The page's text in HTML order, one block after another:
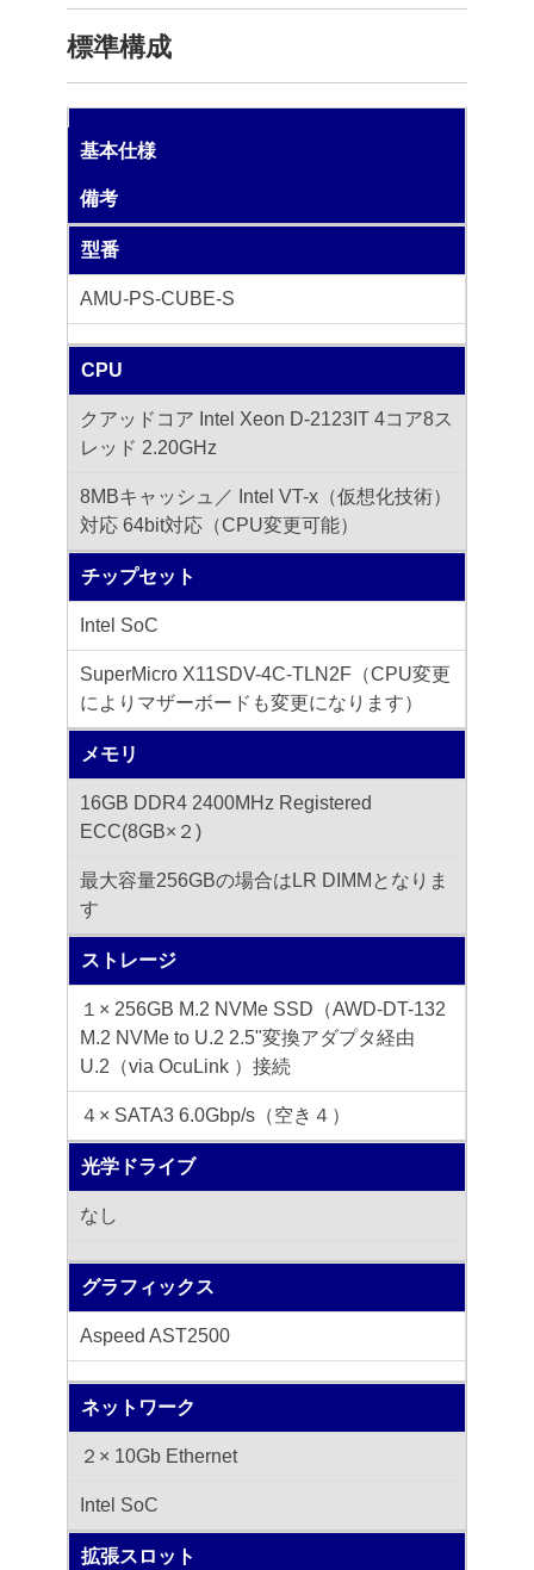
標準構成
基本仕様
備考
型番
AMU-PS-CUBE-S
CPU
クアッドコア Intel Xeon D-2123IT 4コア8ス
レッド 2.20GHz
8MBキャッシュ／ Intel VT-x（仮想化技術）
対応 64bit対応（CPU変更可能）
チップセット
Intel SoC
SuperMicro X11SDV-4C-TLN2F（CPU変更
によりマザーボードも変更になります）
メモリ
16GB DDR4 2400MHz Registered
ECC(8GB×２)
最大容量256GBの場合はLR DIMMとなりま
す
ストレージ
１× 256GB M.2 NVMe SSD（AWD-DT-132
M.2 NVMe to U.2 2.5"変換アダプタ経由
U.2（via OcuLink ）接続
４× SATA3 6.0Gbp/s（空き４）
光学ドライブ
なし
グラフィックス
Aspeed AST2500
ネットワーク
２× 10Gb Ethernet
Intel SoC
拡張スロット